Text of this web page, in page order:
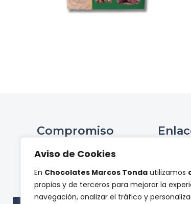
Aviso de Cookies
En Chocolates Marcos Tonda utilizamos
propias y de terceros para mejorar la
navegación, analizar el tráfico y
Compromiso
Proyectos de
investigación